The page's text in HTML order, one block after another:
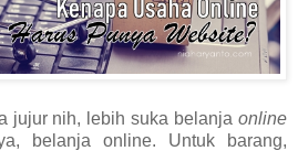
jujur nih, lebih suka belanja online
belanja online. Untuk barang,